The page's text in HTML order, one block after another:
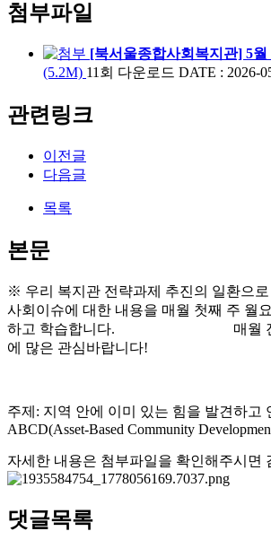
첨부파일
[북서울종합사회복지관] 5
(5.2M) 11회 다운로드 DATE : 2026-
관련링크
이전글
다음글
목록
본문
※ 우리 복지관 전략과제 추진의 일환으
사회이슈에 대한 내용을 매월 첫째 주 월
하고 학습합니다. 매월 진행
에 많은 관심바랍니다!
주제: 지역 안에 이미 있는 힘을 발견하고
ABCD(Asset-Based Community
자세한 내용은 첨부파일을 확인해주시면
댓글목록